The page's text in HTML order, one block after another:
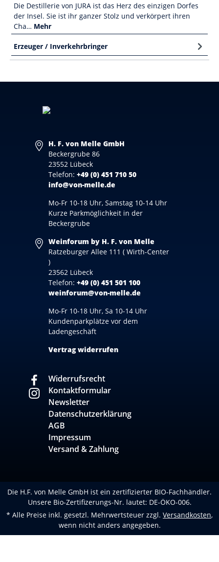
Die Destillerie von JURA ist das Herz des einzigen Dorfes
der Insel. Sie ist ihr ganzer Stolz und verkörpert ihren
Cha… Mehr
Erzeuger / Inverkehrbringer
H. F. von Melle GmbH
Beckergrube 86
23552 Lübeck
Telefon: +49 (0) 451 710 50
info@von-melle.de
Mo-Fr 10-18 Uhr, Samstag 10-14 Uhr
Kurze Parkmöglichkeit in der
Beckergrube
Weinforum by H. F. von Melle
Ratzeburger Allee 111 ( Wirth-Center
)
23562 Lübeck
Telefon: +49 (0) 451 501 100
weinforum@von-melle.de
Mo-Fr 10-18 Uhr, Sa 10-14 Uhr
Kundenparkplätze vor dem
Ladengeschäft
Vertrag widerrufen
Widerrufsrecht
Kontaktformular
Newsletter
Datenschutzerklärung
AGB
Impressum
Versand & Zahlung
Die H.F. von Melle GmbH ist ein zertifizierter BIO-Fachhändler.
Unsere Bio-Zertifizerungs-Nr. lautet: DE-ÖKO-006.
* Alle Preise inkl. gesetzl. Mehrwertsteuer zzgl. Versandkosten,
wenn nicht anders angegeben.